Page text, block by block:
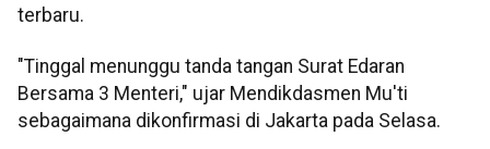
terbaru.
"Tinggal menunggu tanda tangan Surat Edaran
Bersama 3 Menteri," ujar Mendikdasmen Mu'ti
sebagaimana dikonfirmasi di Jakarta pada Selasa.